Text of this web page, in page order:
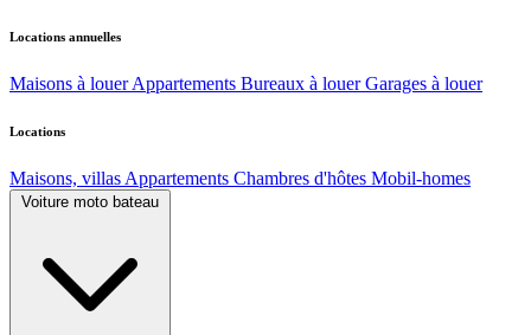
Locations annuelles
Maisons à louer Appartements Bureaux à louer Garages à louer
Locations
Maisons, villas Appartements Chambres d'hôtes Mobil-homes
Voiture moto bateau